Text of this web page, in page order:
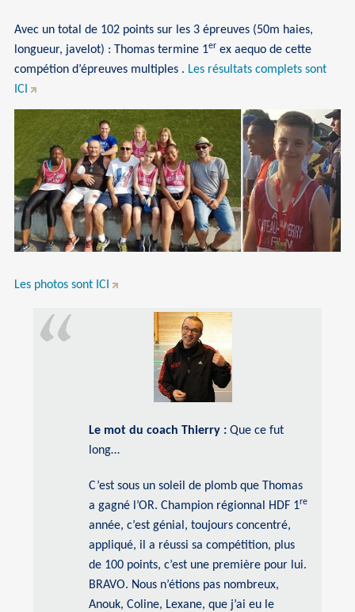
Avec un total de 102 points sur les 3 épreuves (50m haies,
longueur, javelot) : Thomas termine 1er ex aequo de cette
compétion d’épreuves multiples . Les résultats complets sont
ICI
Les photos sont ICI
Le mot du coach Thierry : Que ce fut
long…
C’est sous un soleil de plomb que Thomas
a gagné l’OR. Champion régionnal HDF 1re
année, c’est génial, toujours concentré,
appliqué, il a réussi sa compétition, plus
de 100 points, c’est une première pour lui.
BRAVO. Nous n’étions pas nombreux,
Anouk, Coline, Lexane, que j’ai eu le